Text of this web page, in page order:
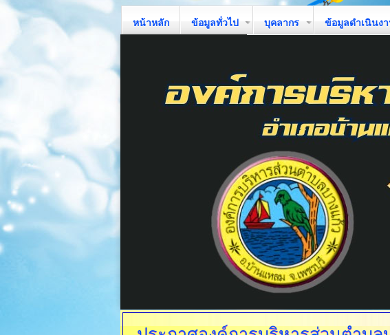
หน้าหลัก ข้อมูลทั่วไป บุคลากร ข้อมูลดำเนินง